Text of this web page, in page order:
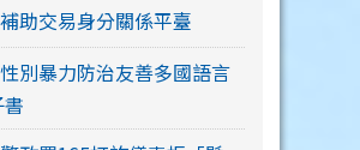
補助交易身分關係平臺
性別暴力防治友善多國語言